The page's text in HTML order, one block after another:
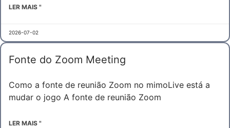
LER MAIS "
2026-07-02
Fonte do Zoom Meeting
Como a fonte de reunião Zoom no mimoLive está a
mudar o jogo A fonte de reunião Zoom
LER MAIS "